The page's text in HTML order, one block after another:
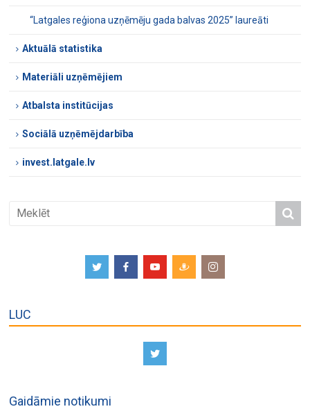
“Latgales reģiona uzņēmēju gada balvas 2025” laureāti
Aktuālā statistika
Materiāli uzņēmējiem
Atbalsta institūcijas
Sociālā uzņēmējdarbība
invest.latgale.lv
LUC
Gaidāmie notikumi